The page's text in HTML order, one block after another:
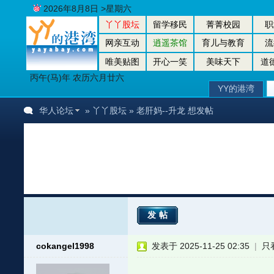
丫丫股坛 留学移民 菁菁校园
网亲互动
逍遥茶馆 育儿与教育
唯美贴图
开心一笑 美味天下
道
丙午(马)年 农历六月廿六
2026年8月8日 >星期六
YY的港湾
华人论坛 » 丫丫股坛 » 老肝妈--升龙 想发帖
发帖
cokangel1998 发表于 2025-11-25 02:35 | 只